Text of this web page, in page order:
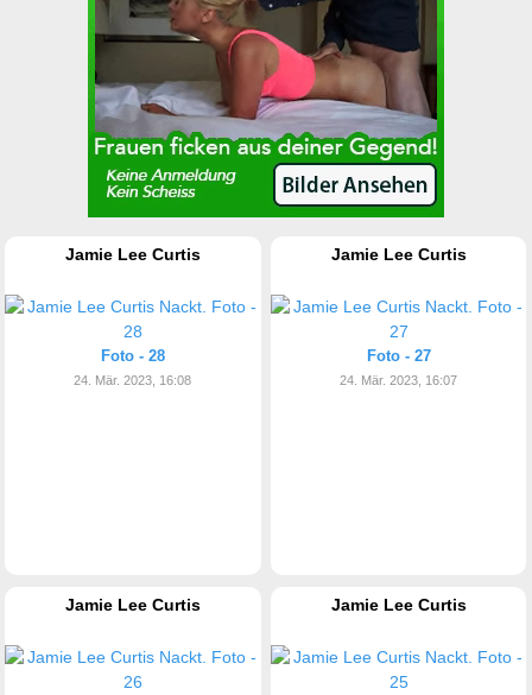
Jamie Lee Curtis
Foto - 28
24. Mär. 2023, 16:08
Jamie Lee Curtis
Foto - 27
24. Mär. 2023, 16:07
Jamie Lee Curtis Jamie Lee Curtis